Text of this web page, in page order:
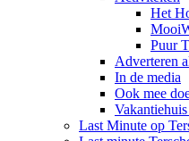
Het
Puur
Adverteren
In de media
Ook mee
Last Minute op